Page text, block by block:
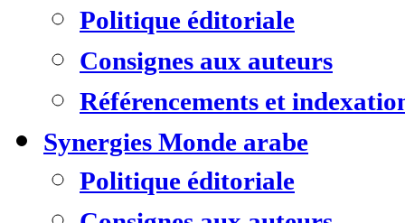
Politique éditoriale
Consignes aux auteurs
Référencements et
Synergies Monde arabe
Politique éditoriale